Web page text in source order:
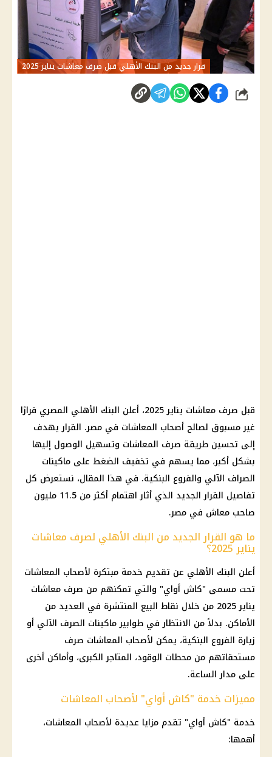
قرار جديد من البنك الأهلي قبل صرف معاشات يناير 2025
شارك
قبل صرف معاشات يناير 2025 ، أعلن البنك الأهلي المصري قرارًا
غير مسبوق لصالح أصحاب المعاشات في مصر. القرار يهدف
إلى تحسين طريقة صرف المعاشات وتسهيل الوصول إليها
بشكل أكبر، مما يسهم في تخفيف الضغط على ماكينات
الصراف الآلي والفروع البنكية. في هذا المقال، نستعرض كل
تفاصيل القرار الجديد الذي أثار اهتمام أكثر من 11.5 مليون
صاحب معاش في مصر.
ما هو القرار الجديد من البنك الأهلي لصرف معاشات
يناير 2025؟
أعلن البنك الأهلي عن تقديم خدمة مبتكرة لأصحاب المعاشات
تحت مسمى "كاش أواي" والتي تمكنهم من صرف معاشات
يناير 2025
من خلال نقاط البيع المنتشرة في العديد من
الأماكن. بدلاً من الانتظار في طوابير ماكينات الصرف الآلي أو
زيارة الفروع البنكية، يمكن لأصحاب المعاشات صرف
مستحقاتهم من محطات الوقود، المتاجر الكبرى، وأماكن أخرى
على مدارالساعة.
مميزات خدمة "كاش أواي" لأصحاب المعاشات
خدمة "كاش أواي" تقدم مزايا عديدة لأصحاب المعاشات،
أهمها: